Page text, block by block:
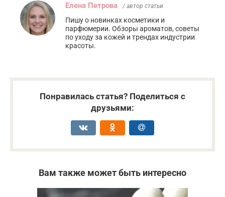
Елена Петрова / автор статьи
Пишу о новинках косметики и
парфюмерии. Обзоры ароматов, советы
по уходу за кожей и трендах индустрии
красоты.
Понравилась статья? Поделиться с
друзьями:
Вам также может быть интересно